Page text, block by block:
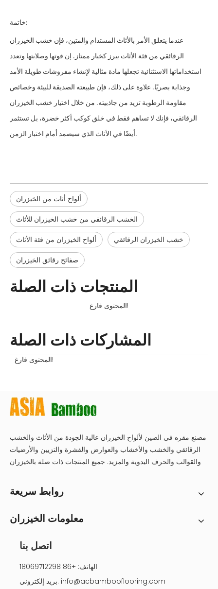
خاتمة:
عندما يتعلق الأمر بالأثاث المستدام والمتين، فإن خشب الخيزران
الرقائقي من فئة الأثاث يبرز كخيار ممتاز. إن قوتها وصلابتها وتعدد
استخداماتها الاستثنائية تجعلها مادة مثالية لإنشاء مفروشات طويلة الأمد
وجذابة بصريًا. علاوة على ذلك، فإن طبيعته الصديقة للبيئة وخصائص
مقاومة الرطوبة تزيد من جاذبيته. من خلال اختيار خشب الخيزران
الرقائقي، فإنك لا تساهم فقط في خلق كوكب أكثر خضرة، بل تستثمر
أيضًا في الأثاث الذي سيصمد أمام اختبار الزمن.
ألواح أثاث من الخيزران
الخشب الرقائقي من خشب الخيزران للأثاث
ألواح الخيزران من فئة الأثاث خشب الخيزران الرقائقي
صفائح رقائق الخيزران
المنتجات ذات الصلة
المحتوى فارغ!
المشاركات ذات الصلة
المحتوى فارغ!
مصنع مقره في الصين لألواح الخيزران عالية الجودة من الأثاث والخشب
الرقائقي والخشب والأخشاب والعوارض والقشرة والتزيين والأرضيات
والقوالب والحرف اليدوية والمزيد. جميع المنتجات ذات صلة بالخيزران
روابط سريعة
معلومات الخيزران
اتصل بنا
الهاتف: +86 18069712298
بريد إلكتروني: info@acbambooflooring.com